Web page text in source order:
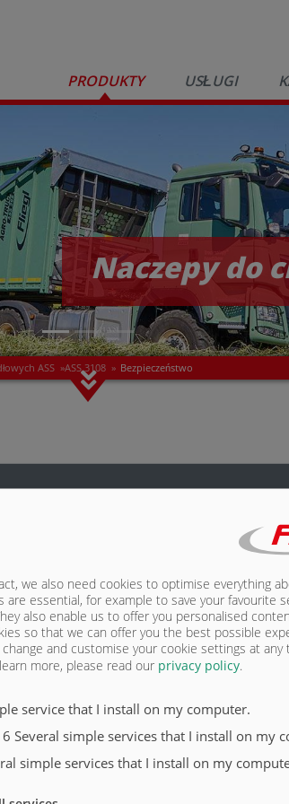
PRODUKTY USŁUGI
Naczepy do
ASS »ASS 3108 » Bezpieczeństwo
we also need cookies to optimise everything
essential, for example to save your favourite
also enable us to offer you personalised
so that we can offer you the best possible
and customise your cookie settings at any
more, please read our privacy policy.
service that I install on my computer.
6 Several simple services that I install on my
simple services that I install on my